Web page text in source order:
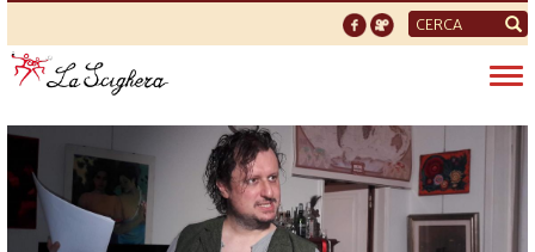
Form
di
ricerca